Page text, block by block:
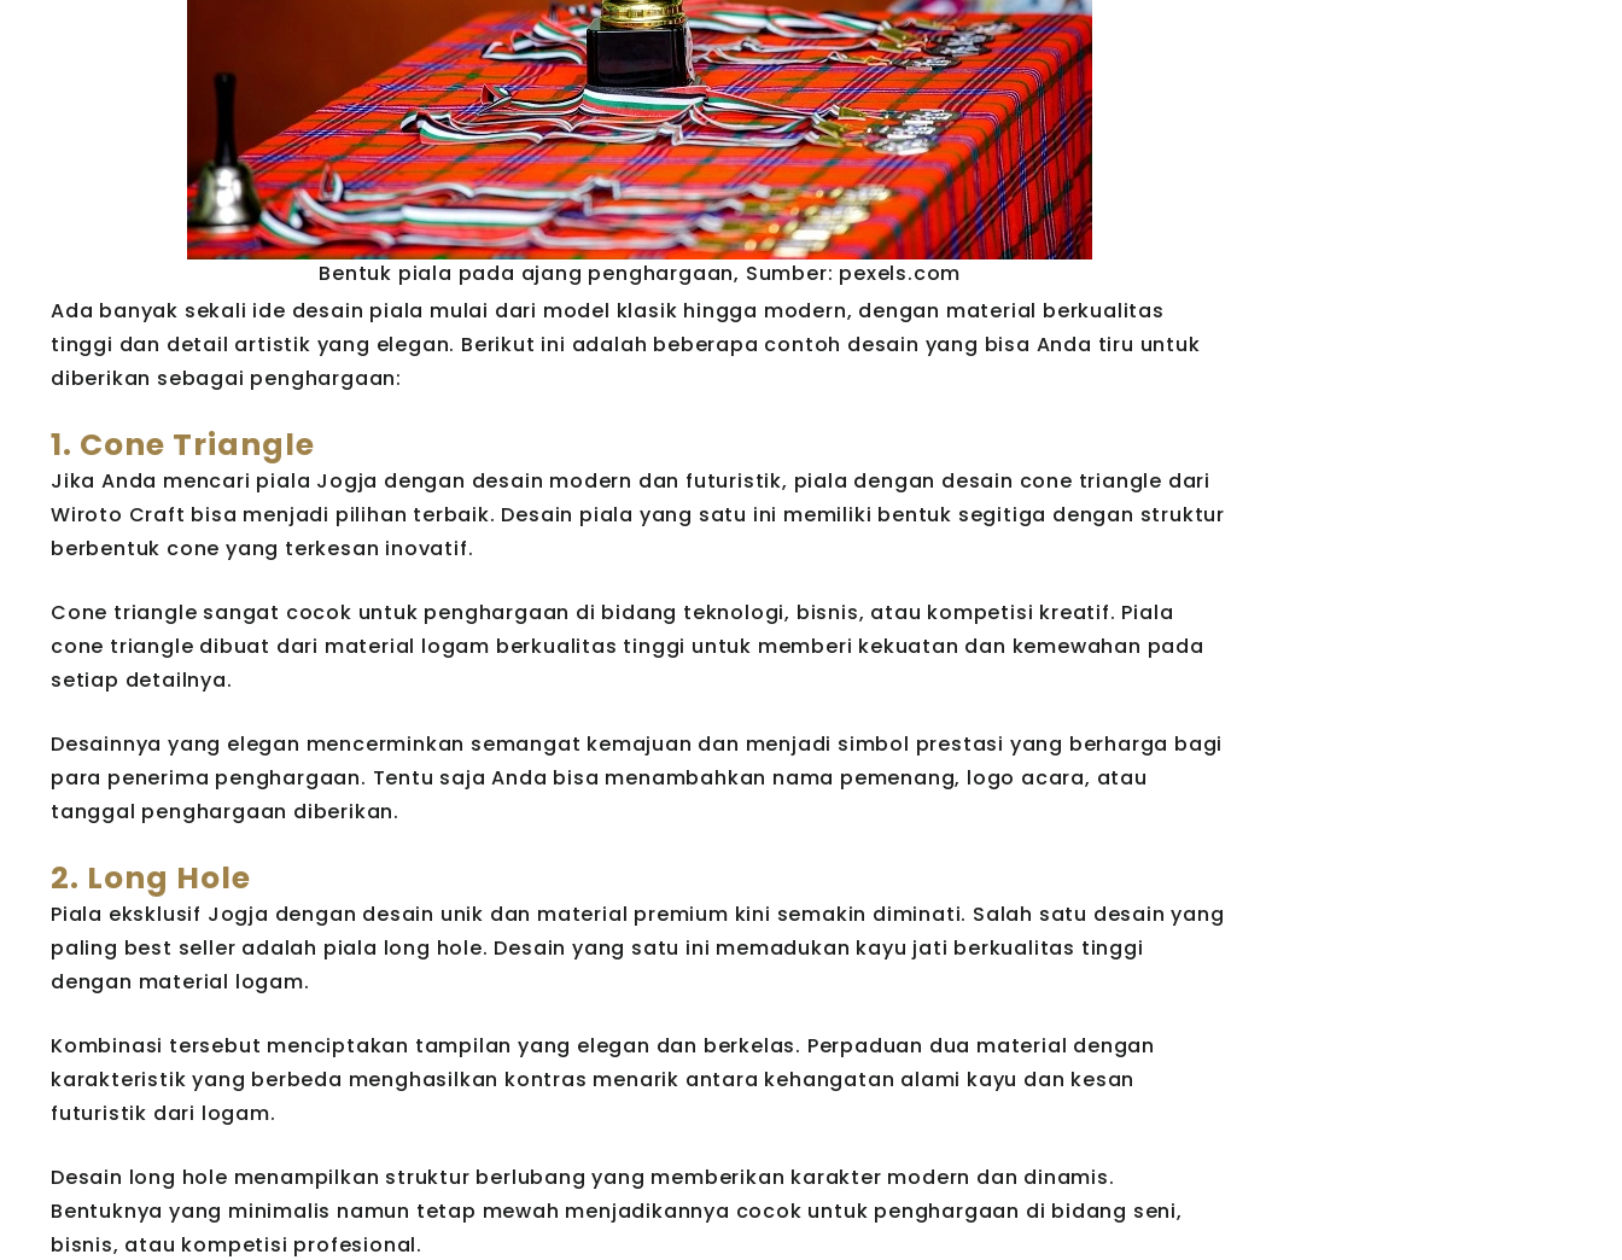
Bentuk piala pada ajang penghargaan, Sumber: pexels.com
Ada banyak sekali ide desain piala mulai dari model klasik hingga modern, dengan material berkualitas
tinggi dan detail artistik yang elegan. Berikut ini adalah beberapa contoh desain yang bisa Anda tiru untuk
diberikan sebagai penghargaan:
1. Cone Triangle
Jika Anda mencari piala Jogja dengan desain modern dan futuristik, piala dengan desain cone triangle dari
Wiroto Craft bisa menjadi pilihan terbaik. Desain piala yang satu ini memiliki bentuk segitiga dengan struktur
berbentuk cone yang terkesan inovatif.
Cone triangle sangat cocok untuk penghargaan di bidang teknologi, bisnis, atau kompetisi kreatif. Piala
cone triangle dibuat dari material logam berkualitas tinggi untuk memberi kekuatan dan kemewahan pada
setiap detailnya.
Desainnya yang elegan mencerminkan semangat kemajuan dan menjadi simbol prestasi yang berharga bagi
para penerima penghargaan. Tentu saja Anda bisa menambahkan nama pemenang, logo acara, atau
tanggal penghargaan diberikan.
2. Long Hole
Piala eksklusif Jogja dengan desain unik dan material premium kini semakin diminati. Salah satu desain yang
paling best seller adalah piala long hole. Desain yang satu ini memadukan kayu jati berkualitas tinggi
dengan material logam.
Kombinasi tersebut menciptakan tampilan yang elegan dan berkelas. Perpaduan dua material dengan
karakteristik yang berbeda menghasilkan kontras menarik antara kehangatan alami kayu dan kesan
futuristik dari logam.
Desain long hole menampilkan struktur berlubang yang memberikan karakter modern dan dinamis.
Bentuknya yang minimalis namun tetap mewah menjadikannya cocok untuk penghargaan di bidang seni,
bisnis, atau kompetisi profesional.